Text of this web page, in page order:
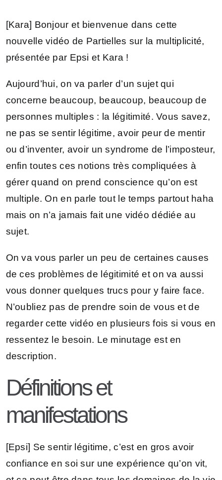
[Kara] Bonjour et bienvenue dans cette
nouvelle vidéo de Partielles sur la multiplicité,
présentée par Epsi et Kara !
Aujourd’hui, on va parler d’un sujet qui
concerne beaucoup, beaucoup, beaucoup de
personnes multiples : la légitimité. Vous savez,
ne pas se sentir légitime, avoir peur de mentir
ou d’inventer, avoir un syndrome de l’imposteur,
enfin toutes ces notions très compliquées à
gérer quand on prend conscience qu’on est
multiple. On en parle tout le temps partout haha
mais on n’a jamais fait une vidéo dédiée au
sujet.
On va vous parler un peu de certaines causes
de ces problèmes de légitimité et on va aussi
vous donner quelques trucs pour y faire face.
N’oubliez pas de prendre soin de vous et de
regarder cette vidéo en plusieurs fois si vous en
ressentez le besoin. Le minutage est en
description.
Définitions et
manifestations
[Epsi] Se sentir légitime, c’est en gros avoir
confiance en soi sur une expérience qu’on vit,